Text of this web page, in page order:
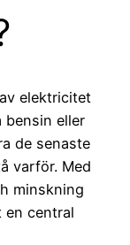
elektricitet
eller
de senaste
varför. Med
minskning
en central